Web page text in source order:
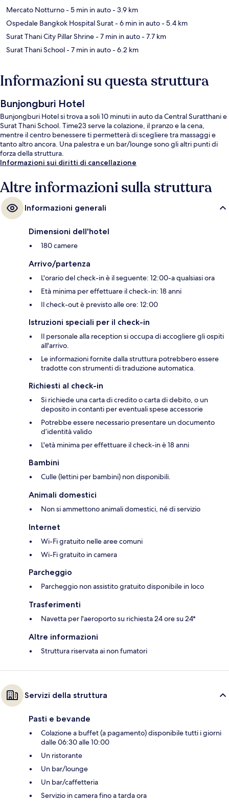
Mercato Notturno- 5 min in auto- 3.9 km
Ospedale Bangkok Hospital Surat- 6 min in auto- 5.4 km
Surat Thani City Pillar Shrine- 7 min in auto- 7.7 km
Surat Thani School- 7 min in auto- 6.2 km
Informazioni su questa struttura
Bunjongburi Hotel
Bunjongburi Hotel si trova a soli 10 minuti in auto da Central Suratthani e
Surat Thani School. Time23 serve la colazione, il pranzo e la cena,
mentre il centro benessere ti permetterà di scegliere tra massaggi e
tanto altro ancora. Una palestra e un bar/lounge sono gli altri punti di
forza della struttura.
Informazioni sui diritti di cancellazione
Altre informazioni sulla struttura
Informazioni generali
Dimensioni dell'hotel
180 camere
Arrivo/partenza
L'orario del check-in è il seguente: 12:00-a qualsiasi ora
Età minima per effettuare il check-in: 18 anni
Il check-out è previsto alle ore: 12:00
Istruzioni speciali per il check-in
Il personale alla reception si occupa di accogliere gli ospiti
all'arrivo.
Le informazioni fornite dalla struttura potrebbero essere
tradotte con strumenti di traduzione automatica.
Richiesti al check-in
Si richiede una carta di credito o carta di debito, o un
deposito in contanti per eventuali spese accessorie
Potrebbe essere necessario presentare un documento
d’identità valido
L'età minima per effettuare il check-in è 18 anni
Bambini
Culle (lettini per bambini) non disponibili.
Animali domestici
Non si ammettono animali domestici, né di servizio
Internet
Wi-Fi gratuito nelle aree comuni
Wi-Fi gratuito in camera
Parcheggio
Parcheggio non assistito gratuito disponibile in loco
Trasferimenti
Navetta per l'aeroporto su richiesta 24 ore su 24*
Altre informazioni
Struttura riservata ai non fumatori
Servizi della struttura
Pasti e bevande
Colazione a buffet (a pagamento) disponibile tutti i giorni
dalle 06:30 alle 10:00
Un ristorante
Un bar/lounge
Un bar/caffetteria
Servizio in camera fino a tarda ora